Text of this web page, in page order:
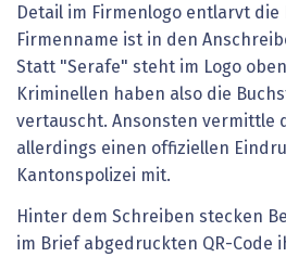
Detail im Firmenlogo entlarvt die
Firmenname ist in den
Statt "Serafe" steht im Logo
Kriminellen haben also die
vertauscht. Ansonsten vermittle
allerdings einen offiziellen
Kantonspolizei mit.
Hinter dem Schreiben stecken
im Brief abgedruckten QR-Code